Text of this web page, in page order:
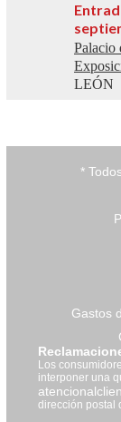
Palacio
LEÓN
*
Gastos
Los
interponer una
dirección postal